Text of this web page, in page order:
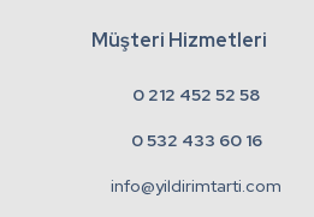
Müşteri Hizmetleri
0 212 452 52 58
0 532 433 60 16
info@yildirimtarti.com